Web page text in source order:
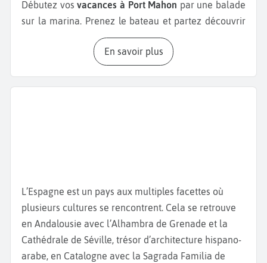
Débutez vosvacances à Port Mahon par une balade
sur la marina. Prenez le bateau et partez découvrir
de magnifiques paysages et des monuments tels
l’Île du Lazaretoet la
. Une fois cette expérience terminée,
empruntez les escaliers «Ses Voltes» qui relient le
À quelques pas de ces rues, traversez laCalle ses
Morereset photographiez la statue de Mateu Orfila
un ancien médecin mondialement connu pour être
un pionnier de la toxicologie médico-légale. Visitez
En savoir plus
L’Espagne est un pays aux multiples facettes où
plusieurs cultures se rencontrent. Cela se retrouve
en Andalousie avec l’Alhambra de Grenade et la
Cathédrale de Séville, trésor d’architecture hispano-
arabe, en Catalogne avec la Sagrada Familia de